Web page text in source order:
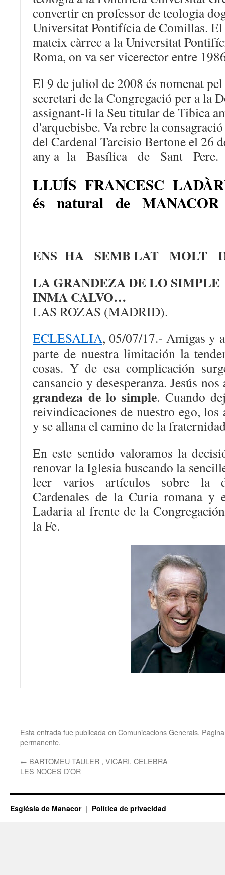
convertir en professor de teologia
Universitat Pontifícia de Comillas.
mateix càrrec a la Universitat
Roma, on va ser vicerector entre
El 9 de juliol de 2008 és nomenat
secretari de la Congregació per a la
assignant-li la Seu titular de Tibica
d'arquebisbe. Va rebre la
del Cardenal Tarcisio Bertone el 26
any a la Basílica de Sant Pere.
LLUÍS FRANCESC
és natural de MANACOR
ENS HA SEMB LAT MOLT
LA GRANDEZA DE LO SIMPLE
INMA CALVO…
LAS ROZAS (MADRID).
ECLESALIA, 05/07/17.- Amigas y
parte de nuestra limitación la
cosas. Y de esa complicación
cansancio y desesperanza. Jesús
grandeza de lo simple. Cuando
reivindicaciones de nuestro ego, los
y se allana el camino de la
En este sentido valoramos la
renovar la Iglesia buscando la
leer varios artículos sobre la
Cardenales de la Curia romana y
Ladaria al frente de la
la Fe.
Esta entrada fue publicada en Comunicacions Generals,
permanente.
← BARTOMEU TAULER , VICARI, CELEBRA
LES NOCES D’OR
Església de Manacor Política de privacidad